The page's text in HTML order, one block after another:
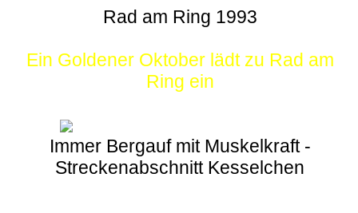
Rad am Ring 1993
Ein Goldener Oktober lädt zu Rad am
Ring ein
Immer Bergauf mit Muskelkraft -
Streckenabschnitt Kesselchen